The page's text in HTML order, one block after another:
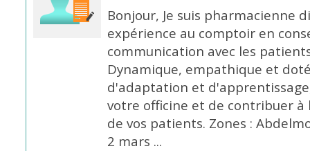
Bonjour, Je suis pharmacienne
expérience au comptoir en
communication avec les
Dynamique, empathique et
d'adaptation et
votre officine et de contribuer
de vos patients. Zones :
2 mars ...